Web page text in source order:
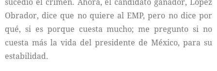
Obrador, dice que no quiere al EMP, pero no dice por
qué, si es porque cuesta mucho; me pregunto si no
cuesta más la vida del presidente de México, para su
estabilidad.